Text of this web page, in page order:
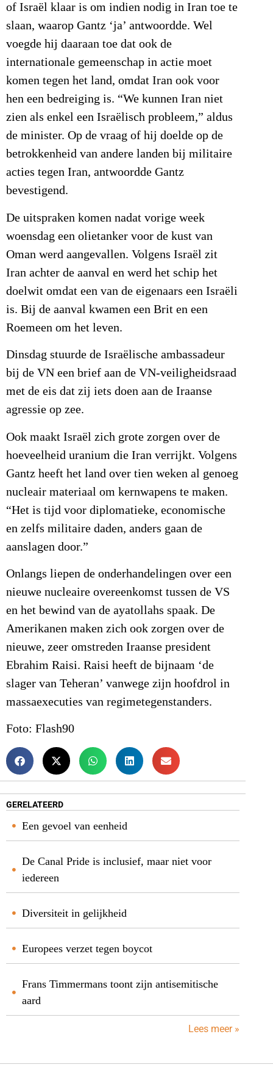
of Israël klaar is om indien nodig in Iran toe te
slaan, waarop Gantz ‘ja’ antwoordde. Wel
voegde hij daaraan toe dat ook de
internationale gemeenschap in actie moet
komen tegen het land, omdat Iran ook voor
hen een bedreiging is. “We kunnen Iran niet
zien als enkel een Israëlisch probleem,” aldus
de minister. Op de vraag of hij doelde op de
betrokkenheid van andere landen bij militaire
acties tegen Iran, antwoordde Gantz
bevestigend.
De uitspraken komen nadat vorige week
woensdag een olietanker voor de kust van
Oman werd aangevallen. Volgens Israël zit
Iran achter de aanval en werd het schip het
doelwit omdat een van de eigenaars een Israëli
is. Bij de aanval kwamen een Brit en een
Roemeen om het leven.
Dinsdag stuurde de Israëlische ambassadeur
bij de VN een brief aan de VN-veiligheidsraad
met de eis dat zij iets doen aan de Iraanse
agressie op zee.
Ook maakt Israël zich grote zorgen over de
hoeveelheid uranium die Iran verrijkt. Volgens
Gantz heeft het land over tien weken al genoeg
nucleair materiaal om kernwapens te maken.
“Het is tijd voor diplomatieke, economische
en zelfs militaire daden, anders gaan de
aanslagen door.”
Onlangs liepen de onderhandelingen over een
nieuwe nucleaire overeenkomst tussen de VS
en het bewind van de ayatollahs spaak. De
Amerikanen maken zich ook zorgen over de
nieuwe, zeer omstreden Iraanse president
Ebrahim Raisi. Raisi heeft de bijnaam ‘de
slager van Teheran’ vanwege zijn hoofdrol in
massaexecuties van regimetegenstanders.
Foto: Flash90
GERELATEERD
Een gevoel van eenheid
De Canal Pride is inclusief, maar niet voor
iedereen
Diversiteit in gelijkheid
Europees verzet tegen boycot
Frans Timmermans toont zijn antisemitische
aard
Lees meer »